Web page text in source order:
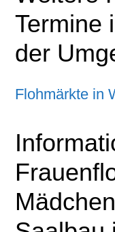
Termine
der
Flohmärkte in